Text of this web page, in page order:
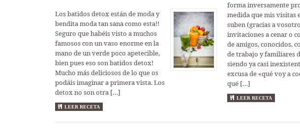
Los batidos detox están de moda y
bendita moda tan sana como esta!!
Seguro que habéis visto a muchos
famosos con un vaso enorme en la
mano de un verde poco apetecible,
bien pues eso son batidos detox!
Mucho más deliciosos de lo que os
podáis imaginar a primera vista. Los
detox no son otra […]
LEER RECETA
forma inversamente
medida que mis visitas
suben (gracias a
invitaciones a cenar o
de amigos, conocidos,
de trabajo y familiares
siendo ya casi
excusa de «qué voy a
qué […]
LEER RECETA